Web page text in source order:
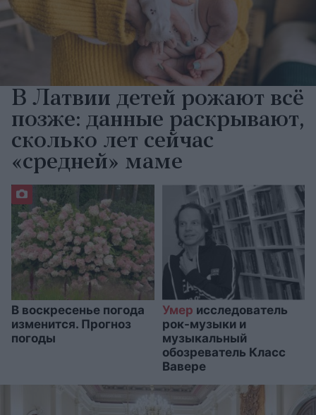
В Латвии детей рожают всё
позже: данные раскрывают,
сколько лет сейчас
«средней» маме
В воскресенье погода
изменится. Прогноз
погоды
Умер исследователь
рок-музыки и
музыкальный
обозреватель Класс
Вавере